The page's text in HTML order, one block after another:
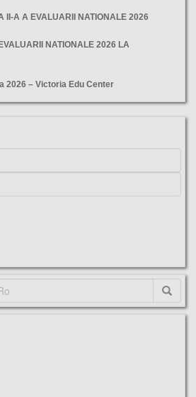
II-A A EVALUARII NATIONALE 2026
NATIONALE 2026 LA
2026 – Victoria Edu Center